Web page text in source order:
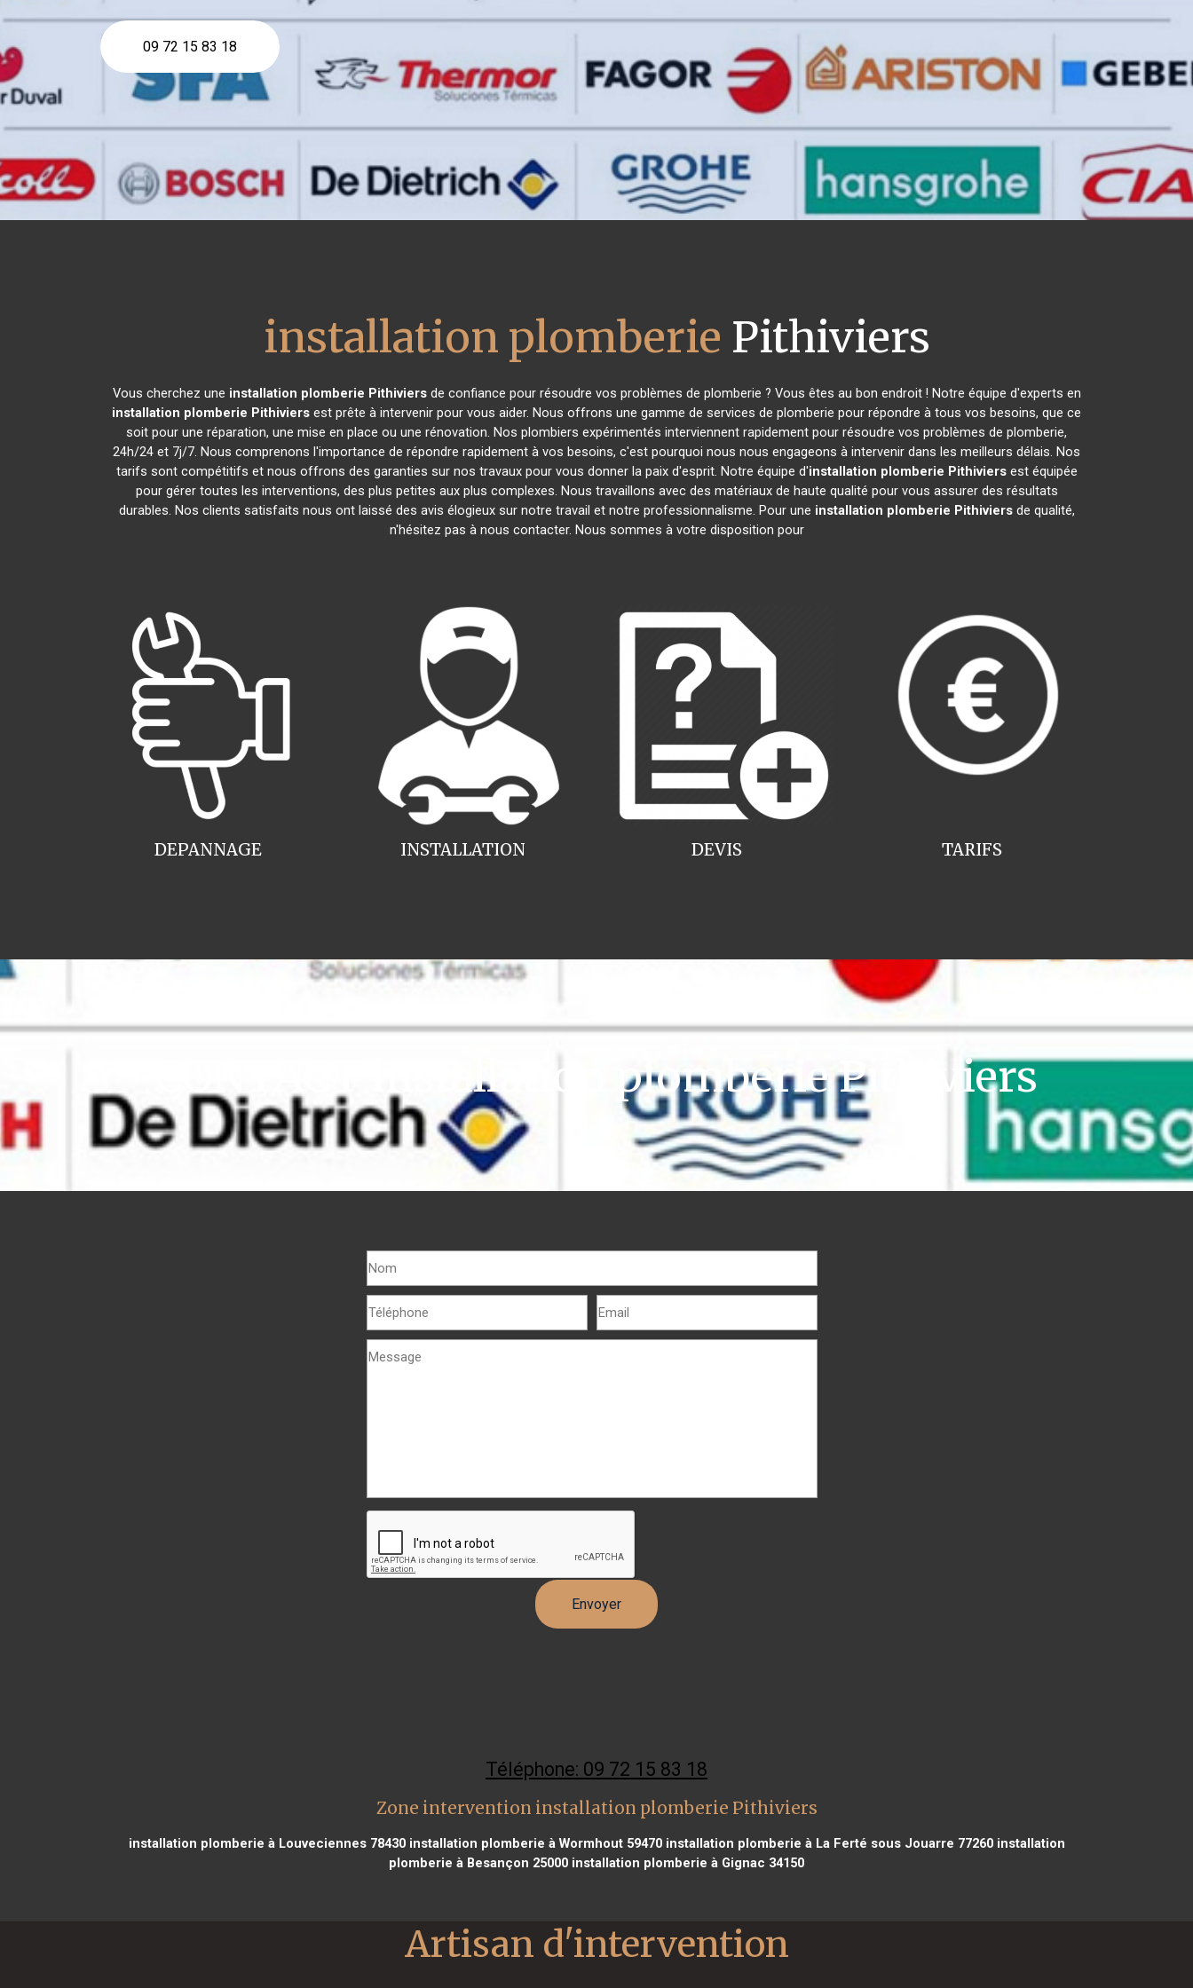
09 72 15 83 18
installation plomberie Pithiviers
Vous cherchez une installation plomberie Pithiviersde confiance pour résoudre vos problèmes de plomberie ? Vous êtes au bon endroit ! Notre équipe d'experts en
installation plomberie Pithiviers est prête à intervenir pour vous aider. Nous offrons une gamme de services de plomberie pour répondre à tous vos besoins, que ce
soit pour une réparation, une mise en place ou une rénovation. Nos plombiers expérimentés interviennent rapidement pour résoudre vos problèmes de plomberie,
24h/24 et 7j/7. Nous comprenons l'importance de répondre rapidement à vos besoins, c'est pourquoi nous nous engageons à intervenir dans les meilleurs délais. Nos
tarifs sont compétitifs et nous offrons des garanties sur nos travaux pour vous donner la paix d'esprit. Notre équipe d'installation plomberie Pithiviersest équipée
pour gérer toutes les interventions, des plus petites aux plus complexes. Nous travaillons avec des matériaux de haute qualité pour vous assurer des résultats
durables. Nos clients satisfaits nous ont laissé des avis élogieux sur notre travail et notre professionnalisme. Pour une installation plomberie Pithiviersde qualité,
n'hésitez pas à nous contacter. Nous sommes à votre disposition pour
INSTALLATION
DEPANNAGE TARIFS
DEVIS
CONTACT installation plomberie Pithiviers
Téléphone: 09 72 15 83 18
Zone intervention installation plomberie Pithiviers
installation plomberie à Louveciennes 78430installation plomberie à Wormhout 59470installation plomberie à La Ferté sous Jouarre 77260installation
plomberie à Besançon 25000 installation plomberie à Gignac 34150
Artisan d'intervention